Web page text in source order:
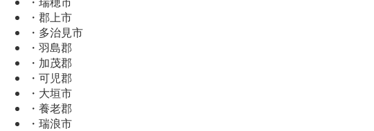
・郡上市
・多治見市
・羽島郡
・加茂郡
・可児郡
・大垣市
・養老郡
・瑞浪市